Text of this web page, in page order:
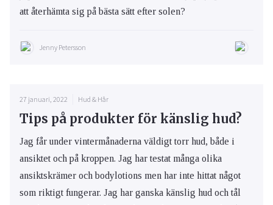
att återhämta sig på bästa sätt efter solen?
Jenny Petersson
27 januari, 2022 Hud & Hår
Tips på produkter för känslig hud?
Jag får under vintermånaderna väldigt torr hud, både i
ansiktet och på kroppen. Jag har testat många olika
ansiktskrämer och bodylotions men har inte hittat något
som riktigt fungerar. Jag har ganska känslig hud och tål